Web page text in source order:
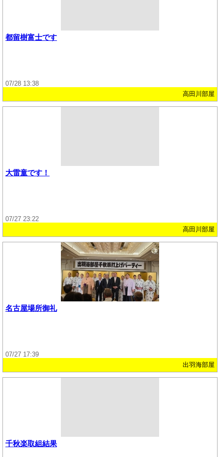
都留樹富士です
07/28 13:38
高田川部屋
大雷童です！
07/27 23:22
高田川部屋
名古屋場所御礼
07/27 17:39
出羽海部屋
千秋楽取組結果